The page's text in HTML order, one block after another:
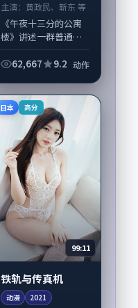
主演： 黄政民、靳东 等
《午夜十三分的公寓
楼》讲述一群普通人
写人生轨迹的故事，
导演宁浩擅长留白叙
事，黄政民、靳东的...
62,667 9.2 动作
日本 高分
99:11
铁轨与传真机
动漫 2021